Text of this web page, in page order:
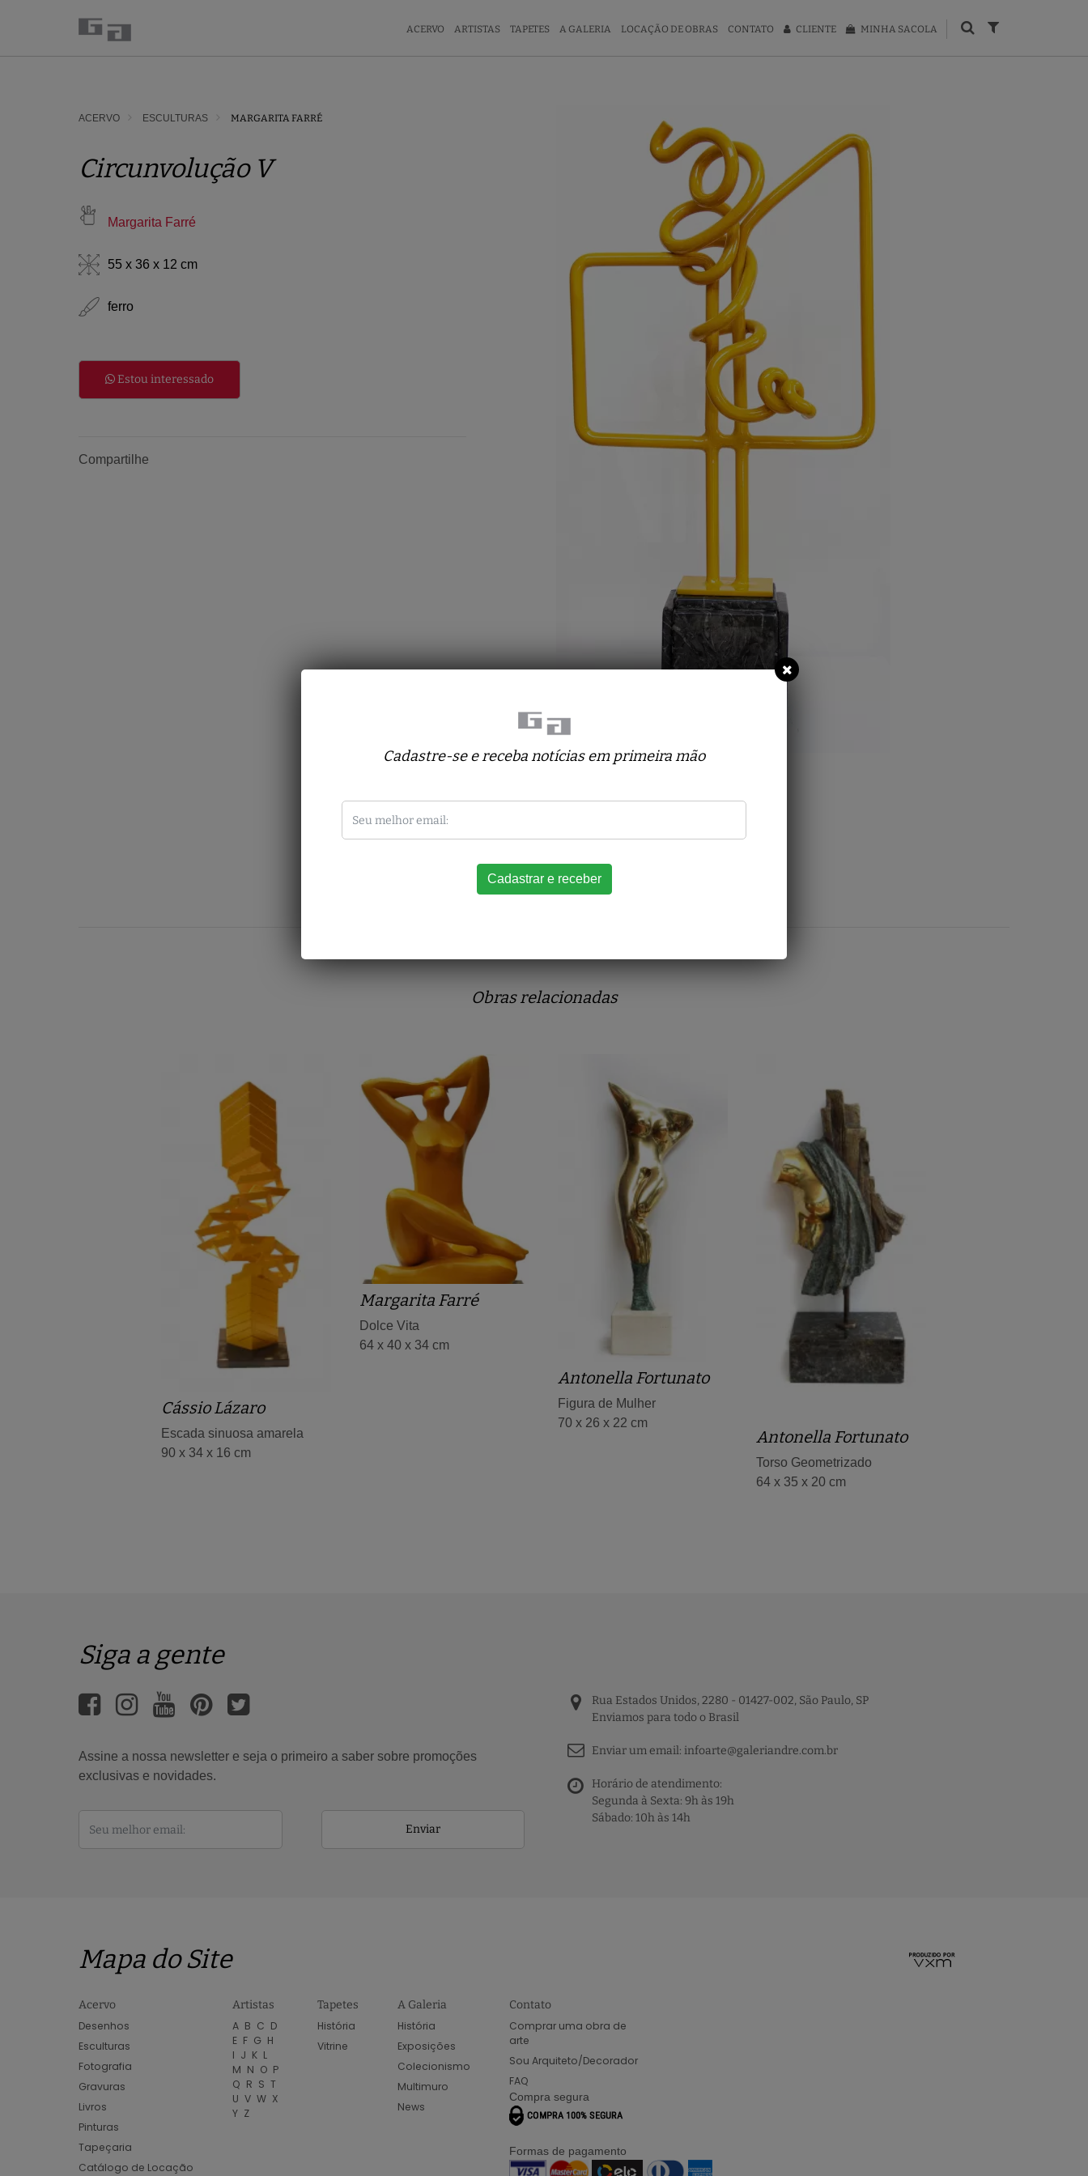
ACERVO ARTISTAS TAPETES A GALERIA LOCAÇÃO DE OBRAS CONTATO CLIENTE MINHA SACOLA
ACERVO ESCULTURAS MARGARITA FARRÉ
Circunvolução V
Margarita Farré
55 x 36 x 12 cm
ferro
Estou interessado
Compartilhe
Obras relacionadas
Cássio Lázaro
Escada sinuosa amarela
90 x 34 x 16 cm
Margarita Farré
Dolce Vita
64 x 40 x 34 cm
Antonella Fortunato
Figura de Mulher
70 x 26 x 22 cm
Antonella Fortunato
Torso Geometrizado
64 x 35 x 20 cm
Siga a gente
Assine a nossa newsletter e seja o primeiro a saber sobre promoções
exclusivas e novidades.
Enviar
Rua Estados Unidos, 2280 - 01427-002, São Paulo, SP
Enviamos para todo o Brasil
Enviar um email: infoarte@galeriandre.com.br
Horário de atendimento:
Segunda à Sexta: 9h às 19h
Sábado: 10h às 14h
Mapa do Site
Acervo
Desenhos
Esculturas
Fotografia
Gravuras
Livros
Pinturas
Tapeçaria
Catálogo de Locação
Artistas
A B C D
E F G H
I J K L
M N O P
Q R S T
U V W X
Y Z
Tapetes
História
Vitrine
A Galeria
História
Exposições
Colecionismo
Multimuro
News
Contato
Comprar uma obra de
arte
Sou Arquiteto/Decorador
FAQ
Compra segura
Formas de pagamento
Cadastre-se e receba notícias em primeira mão